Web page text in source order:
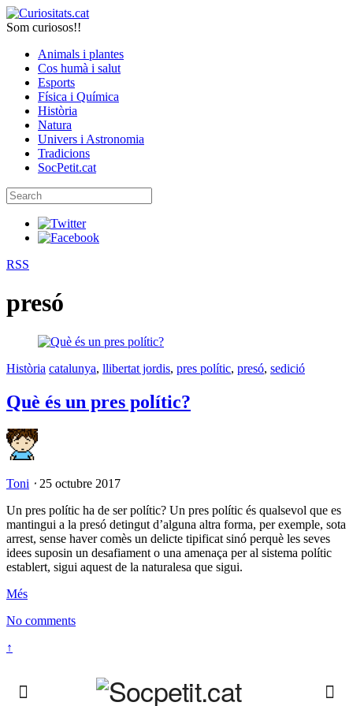
Som curiosos!!
Animals i plantes
Cos humà i salut
Esports
Física i Química
Història
Natura
Univers i Astronomia
Tradicions
SocPetit.cat
RSS
presó
Història catalunya, llibertat jordis, pres polític, presó, sedició
Què és un pres polític?
Toni ⋅ 25 octubre 2017
Un pres polític ha de ser polític? Un pres polític és qualsevol que es
mantingui a la presó detingut d’alguna altra forma, per exemple, sota
arrest, sense haver comès un delicte tipificat sinó perquè les seves
idees suposin un desafiament o una amenaça per al sistema polític
establert, sigui aquest de la naturalesa que sigui.
Més
No comments
↑